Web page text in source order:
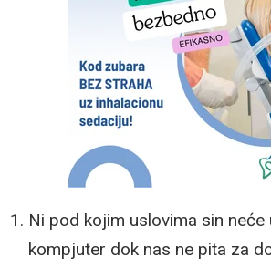
Ni pod kojim uslovima sin neće
kompjuter dok nas ne pita za